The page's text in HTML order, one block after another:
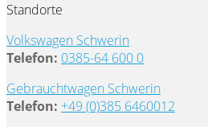
Standorte
Volkswagen Schwerin
Telefon: 0385-64 600 0
Gebrauchtwagen Schwerin
Telefon: +49 (0)385 6460012